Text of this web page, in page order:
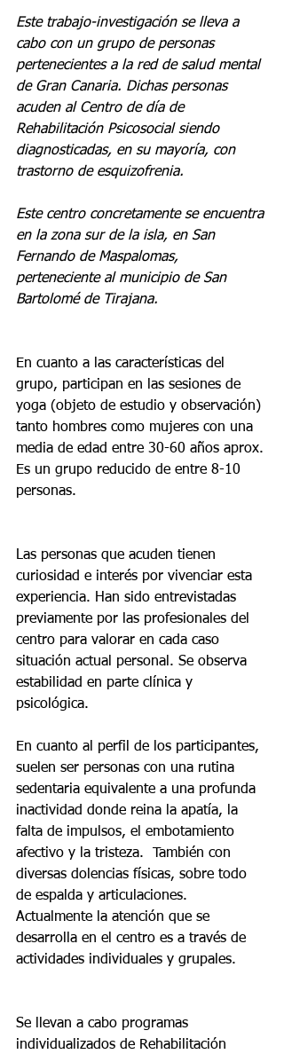
Este trabajo-investigación se lleva a
cabo con un grupo de personas
pertenecientes a la red de salud mental
de Gran Canaria. Dichas personas
acuden al Centro de día de
Rehabilitación Psicosocial siendo
diagnosticadas, en su mayoría, con
trastorno de esquizofrenia.
Este centro concretamente se encuentra
en la zona sur de la isla, en San
Fernando de Maspalomas,
perteneciente al municipio de San
Bartolomé de Tirajana.
En cuanto a las características del
grupo, participan en las sesiones de
yoga (objeto de estudio y observación)
tanto hombres como mujeres con una
media de edad entre 30-60 años aprox.
Es un grupo reducido de entre 8-10
personas.
Las personas que acuden tienen
curiosidad e interés por vivenciar esta
experiencia. Han sido entrevistadas
previamente por las profesionales del
centro para valorar en cada caso
situación actual personal. Se observa
estabilidad en parte clínica y
psicológica.
En cuanto al perfil de los participantes,
suelen ser personas con una rutina
sedentaria equivalente a una profunda
inactividad donde reina la apatía, la
falta de impulsos, el embotamiento
afectivo y la tristeza.  También con
diversas dolencias físicas, sobre todo
de espalda y articulaciones.
Actualmente la atención que se
desarrolla en el centro es a través de
actividades individuales y grupales.
Se llevan a cabo programas
individualizados de Rehabilitación